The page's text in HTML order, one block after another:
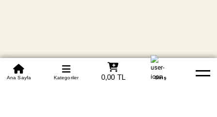
0850 305 09 70
Beden Tablosu Banka Hesapları Whatsapp Yardım
Ana Sayfa Kategoriler 0,00 TL Giriş